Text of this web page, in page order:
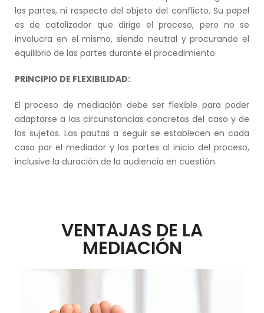
las partes, ni respecto del objeto del conflicto. Su papel
es de catalizador que dirige el proceso, pero no se
involucra en el mismo, siendo neutral y procurando el
equilibrio de las partes durante el procedimiento.
PRINCIPIO DE FLEXIBILIDAD:
El proceso de mediación debe ser flexible para poder
adaptarse a las circunstancias concretas del caso y de
los sujetos. Las pautas a seguir se establecen en cada
caso por el mediador y las partes al inicio del proceso,
inclusive la duración de la audiencia en cuestión.
VENTAJAS DE LA
MEDIACIÓN